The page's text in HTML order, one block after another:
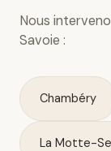
Nous
Savoie :
Chambéry
La Motte-